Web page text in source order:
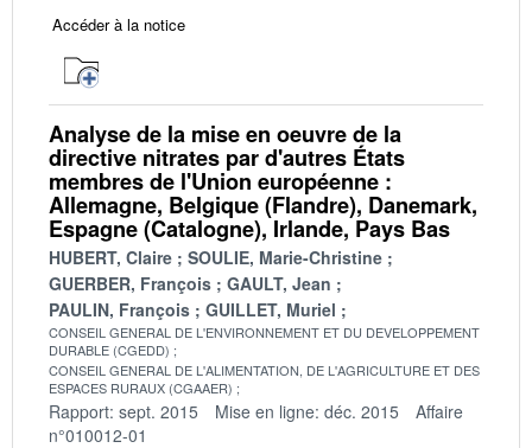
Accéder à la notice
Analyse de la mise en oeuvre de la
directive nitrates par d'autres États
membres de l'Union européenne :
Allemagne, Belgique (Flandre), Danemark,
Espagne (Catalogne), Irlande, Pays Bas
HUBERT, Claire
SOULIE, Marie-Christine
GUERBER, François
GAULT, Jean
PAULIN, François
GUILLET, Muriel
CONSEIL GENERAL DE L'ENVIRONNEMENT ET DU DEVELOPPEMENT
DURABLE (CGEDD)
CONSEIL GENERAL DE L'ALIMENTATION, DE L'AGRICULTURE ET DES
ESPACES RURAUX (CGAAER)
Rapport: sept. 2015 Mise en ligne: déc. 2015
Affaire
n°010012-01